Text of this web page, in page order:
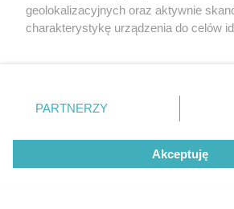
geolokalizacyjnych oraz aktywnie
charakterystykę urządzenia do celów
zmienić/wycofać klikając przycisk
znajdujący się w lewym dolnym rogu
rodzaje przetwarzania danych nie
użytkownika, ale masz prawo
przetwarzaniu. Preferencje będą miały
PARTNERZY
Akceptuję